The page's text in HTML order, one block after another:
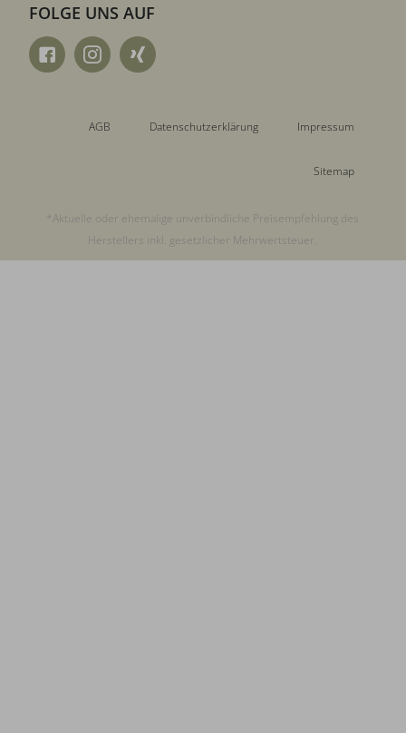
FOLGE UNS AUF
AGB Datenschutzerklärung Impressum
Sitemap
*Aktuelle oder ehemalige unverbindliche Preisempfehlung des
Herstellers inkl. gesetzlicher Mehrwertsteuer.